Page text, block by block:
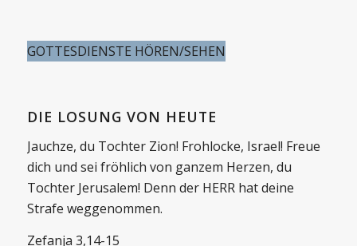
GOTTESDIENSTE HÖREN/SEHEN
DIE LOSUNG VON HEUTE
Jauchze, du Tochter Zion! Frohlocke, Israel! Freue
dich und sei fröhlich von ganzem Herzen, du
Tochter Jerusalem! Denn der HERR hat deine
Strafe weggenommen.
Zefanja 3,14-15